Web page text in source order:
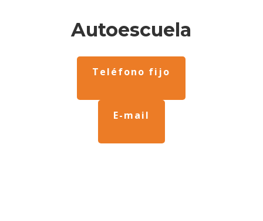
Autoescuela
Teléfono fijo
E-mail